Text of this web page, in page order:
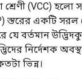
(VCC) হলো
স্তরের একটি সরল
যে বর্তমান
নির্দেশক
ভিন্ন।